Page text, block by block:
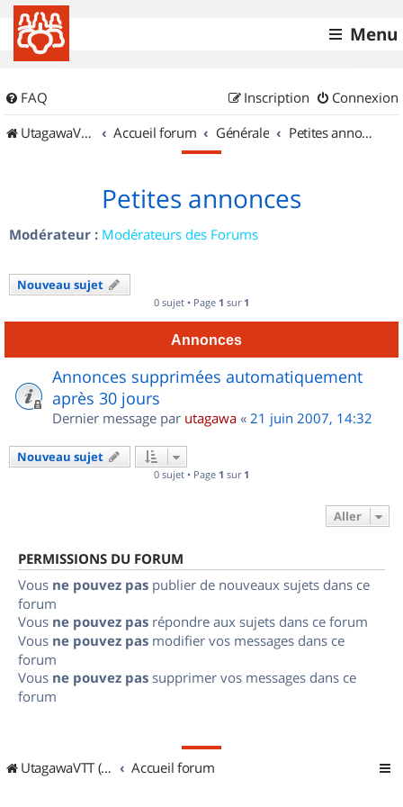
Menu
FAQ Connexion
Inscription
UtagawaVTT (Randos VTT et VTTAE avec traces GPS)
Accueil forum Générale Petites annonces
Petites annonces
Modérateur : Modérateurs des Forums
Nouveau sujet
0 sujet • Page 1 sur 1
Annonces
Annonces supprimées automatiquement
après 30 jours
Dernier message par utagawa « 21 juin 2007, 14:32
Nouveau sujet
0 sujet • Page 1 sur 1
Aller
PERMISSIONS DU FORUM
Vous ne pouvez pas publier de nouveaux sujets dans ce
forum
Vous ne pouvez pas répondre aux sujets dans ce forum
Vous ne pouvez pas modifier vos messages dans ce
forum
Vous ne pouvez pas supprimer vos messages dans ce
forum
UtagawaVTT (Randos VTT et VTTAE avec traces GPS) Accueil forum